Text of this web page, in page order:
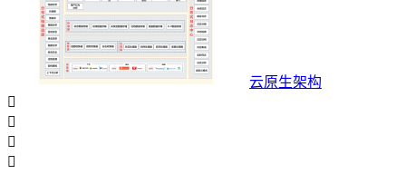
云原生架构



